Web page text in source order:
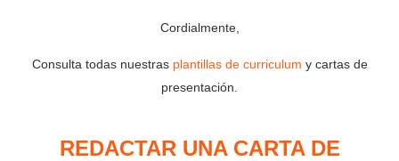
Cordialmente,
Consulta todas nuestras plantillas de curriculum y cartas de
presentación.
REDACTAR UNA CARTA DE